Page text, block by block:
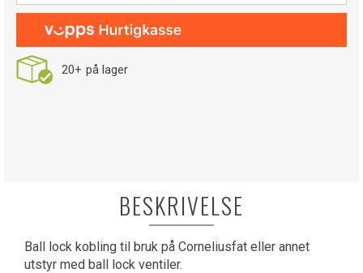
20+ på lager
BESKRIVELSE
Ball lock kobling til bruk på Corneliusfat eller annet
utstyr med ball lock ventiler.